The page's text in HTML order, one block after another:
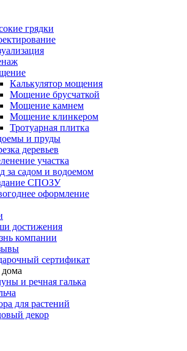
грядки
Калькулятор мощения
Мощение брусчаткой
Мощение камнем
Мощение клинкером
Тротуарная плитка
и пруды
деревьев
участка
за садом и водоемом
СПОЗУ
оформление
достижения
компании
сертификат
и речная галька
для растений
декор